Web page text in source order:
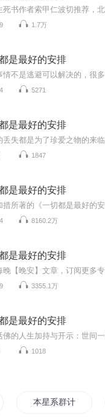
1.7万
是最好的安排
5271
是最好的安排
1847
是最好的安排
8160.2万
是最好的安排
3355.1万
是最好的安排
1018
本星系群计划第一部